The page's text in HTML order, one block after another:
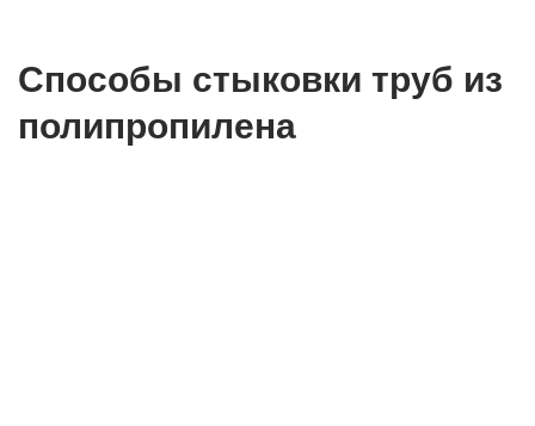
Способы стыковки труб из
полипропилена